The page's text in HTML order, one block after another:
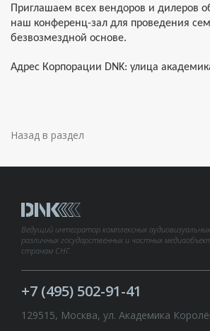
Приглашаем всех вендоров и дилеров
наш конференц-зал для проведения
безвозмездной основе.
Адрес Корпорации DNK: улица
Назад в раздел
Ведущий интегратор комплексных
различных государственных и частных
странам СНГ.
+7 (495) 502-91-41
129515, Москва, ул. Академика